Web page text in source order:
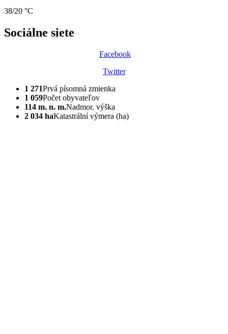
38/20 °C
Sociálne siete
Facebook
Twitter
1 271Prvá písomná zmienka
1 059Počet obyvateľov
114 m. n. m.Nadmor. výška
2 034 haKatastrální výmera (ha)